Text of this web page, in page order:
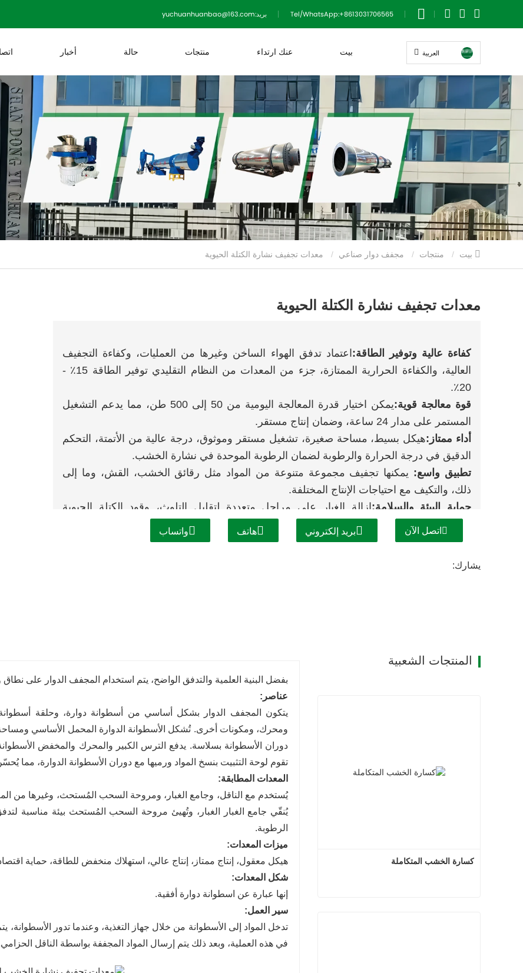
Tel/WhatsApp:+8613031706565 بريد:yuchuanhuanbao@163.com
بيت عنك ارتداء منتجات حالة أخبار العربية
منتجات مجفف دوار صناعي
معدات تجفيف نشارة الكتلة الحيوية
كفاءة عالية وتوفير الطاقة: اعتماد تدفق الهواء الساخن وغيرها من العمليات، وكفاءة التجفيف
العالية، والكفاءة الحرارية الممتازة، جزء من المعدات من النظام التقليدي توفير الطاقة 15٪ -
20٪.
قوة معالجة قوية:
يمكن اختيار قدرة المعالجة اليومية من 50 إلى 500 طن، مما يدعم التشغيل
المستمر على مدار 24 ساعة، وضمان إنتاج مستقر.
أداء ممتاز:هيكل بسيط، مساحة صغيرة، تشغيل مستقر وموثوق، درجة عالية من الأتمتة، التحكم
الدقيق في درجة الحرارة والرطوبة لضمان الرطوبة الموحدة في نشارة الخشب.
تطبيق واسع: يمكنها تجفيف مجموعة متنوعة من المواد مثل رقائق الخشب، القش، وما إلى
ذلك، والتكيف مع احتياجات الإنتاج المختلفة.
حماية البيئة والسلامة:إزالة الغبار على مراحل متعددة لتقليل التلوث، وقود الكتلة الحيوية
الاختياري؛ مزود بوسائل تخفيف الانفجار، وأجهزة إطفاء الحرائق، وبناء دفاع قوي لسلامة الإنتاج.
اتصل الآن بريد إلكتروني هاتف واتساب
يشارك:
بفضل البنية العلمية والتدفق الواضح، يتم استخدام المجفف الدوار على
عناصر:
يتكون المجفف الدوار بشكل أساسي من أسطوانة دوارة، وحلقة
ومحرك، ومكونات أخرى. تُشكل الأسطوانة الدوارة المحمل الأساسي ومساحة
دوران الأسطوانة بسلاسة. يدفع الترس الكبير والمحرك والمخفض الأسطوانة
تقوم لوحة التثبيت بنسخ المواد ورميها مع دوران الأسطوانة الدوارة، مما
المعدات المطابقة:
يُستخدم مع الناقل، وجامع الغبار، ومروحة السحب المُستحث، وغيرها من
يُنقّي جامع الغبار الغبار، وتُهيئ مروحة السحب المُستحث بيئة مناسبة
الرطوبة.
ميزات المعدات:
هيكل معقول، إنتاج ممتاز، إنتاج عالي، استهلاك منخفض للطاقة، حماية
شكل المعدات:
إنها عبارة عن اسطوانة دوارة أفقية.
سير العمل:
تدخل المواد إلى الأسطوانة من خلال جهاز التغذية، وعندما تدور
في هذه العملية، وبعد ذلك يتم إرسال المواد المجففة بواسطة الناقل
المنتجات الشعبية
كسارة الخشب المتكاملة